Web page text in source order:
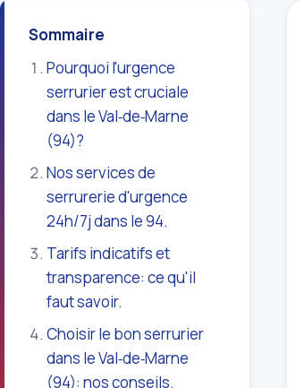
Sommaire
Pourquoi l'urgence
serrurier est cruciale
dans le Val‑de‑Marne
(94)?
Nos services de
serrurerie d'urgence
24h/7j dans le 94.
Tarifs indicatifs et
transparence: ce qu'il
faut savoir.
Choisir le bon serrurier
dans le Val‑de‑Marne
(94): nos conseils.